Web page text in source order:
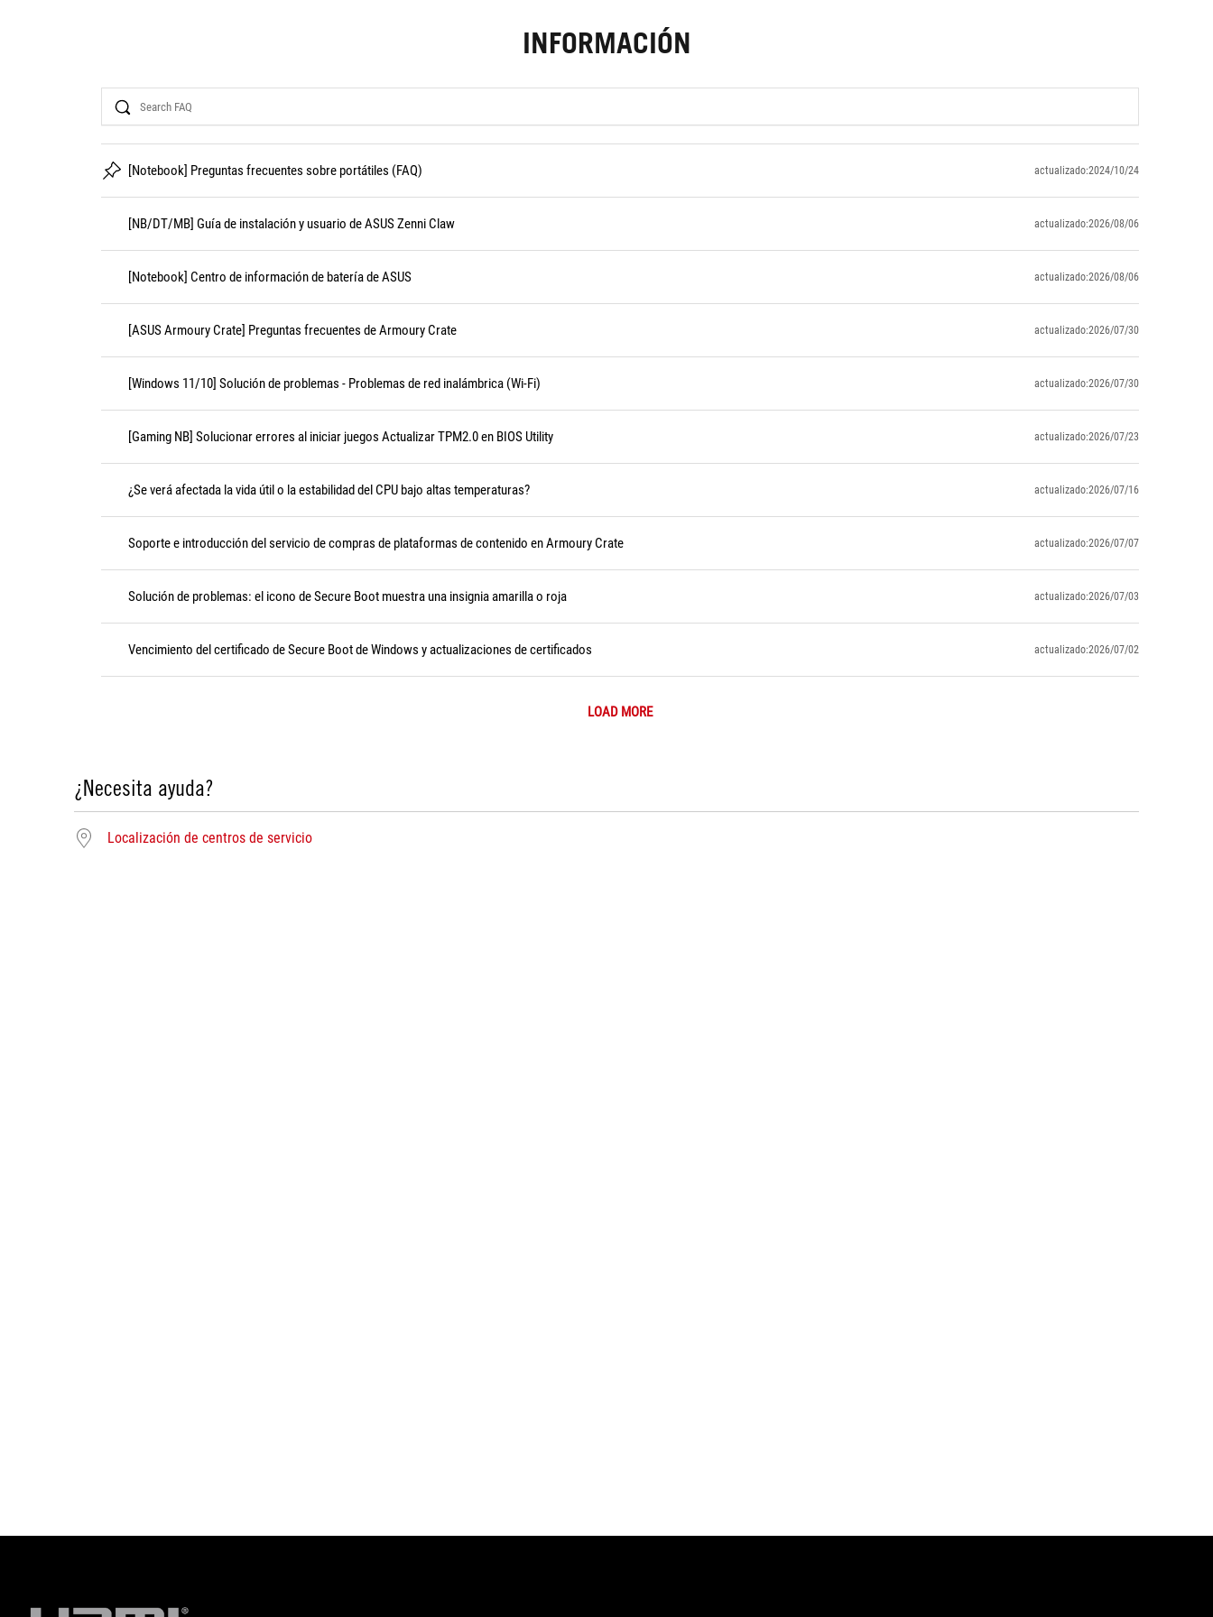
INFORMACIÓN
Search
[Notebook] Preguntas frecuentes sobre portátiles (FAQ) actualizado:2024/10/24
[NB/DT/MB] Guía de instalación y usuario de ASUS Zenni Claw actualizado:2026/08/06
[Notebook] Centro de información de batería de ASUS actualizado:2026/08/06
[ASUS Armoury Crate] Preguntas frecuentes de Armoury Crate actualizado:2026/07/30
[Windows 11/10] Solución de problemas - Problemas de red inalámbrica (Wi-Fi) actualizado:2026/07/30
[Gaming NB] Solucionar errores al iniciar juegos Actualizar TPM2.0 en BIOS Utility actualizado:2026/07/23
¿Se verá afectada la vida útil o la estabilidad del CPU bajo altas temperaturas? actualizado:2026/07/16
Soporte e introducción del servicio de compras de plataformas de contenido en Armoury Crate actualizado:2026/07/07
Solución de problemas: el icono de Secure Boot muestra una insignia amarilla o roja actualizado:2026/07/03
Vencimiento del certificado de Secure Boot de Windows y actualizaciones de certificados actualizado:2026/07/02
LOAD MORE
¿Necesita ayuda?
Localización de centros de servicio